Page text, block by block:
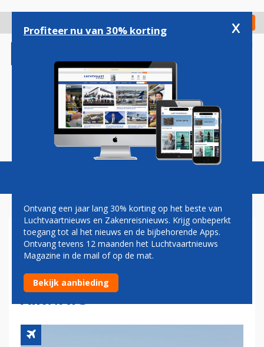
gaan
Check in
Magazine Podcasts Vacatures
OOK ALS LUFTHANSA-DEAL
AFKETST HEEFT AIR FRANCE-
KLM GEEN INTERESSE IN ITA
AIRWAYS
Profiteer nu van 30% korting x
Ontvang een jaar lang 30% korting op het beste van
Luchtvaartnieuws en Zakenreisnieuws. Krijg onbeperkt
toegang tot al het nieuws en de bijbehorende Apps.
Ontvang tevens 12 maanden het Luchtvaartnieuws
Magazine in de mail of op de mat.
Bekijk aanbieding